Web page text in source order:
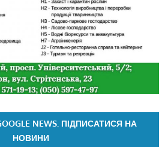
NEWS. ПІДПИСАТИСЯ НА
НОВИНИ